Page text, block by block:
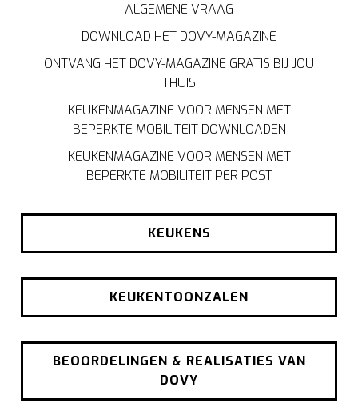
ALGEMENE VRAAG
DOWNLOAD HET DOVY-MAGAZINE
ONTVANG HET DOVY-MAGAZINE GRATIS BIJ JOU
THUIS
KEUKENMAGAZINE VOOR MENSEN MET
BEPERKTE MOBILITEIT DOWNLOADEN
KEUKENMAGAZINE VOOR MENSEN MET
BEPERKTE MOBILITEIT PER POST
KEUKENS
KEUKENTOONZALEN
BEOORDELINGEN & REALISATIES VAN
DOVY